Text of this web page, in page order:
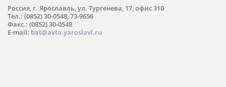
Россия, г. Ярославль, ул. Тургенева, 17, офис 310
Тел.: (0852) 30-0548, 73-9656
Факс.: (0852) 30-0548
E-mail: bat@avto.yaroslavl.ru